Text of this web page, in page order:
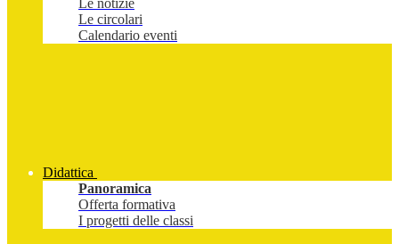
Le notizie
Le circolari
Calendario eventi
Didattica
Panoramica
Offerta formativa
I progetti delle classi